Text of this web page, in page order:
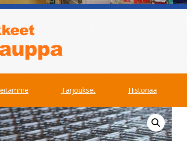
Tarjoukset Historiaa